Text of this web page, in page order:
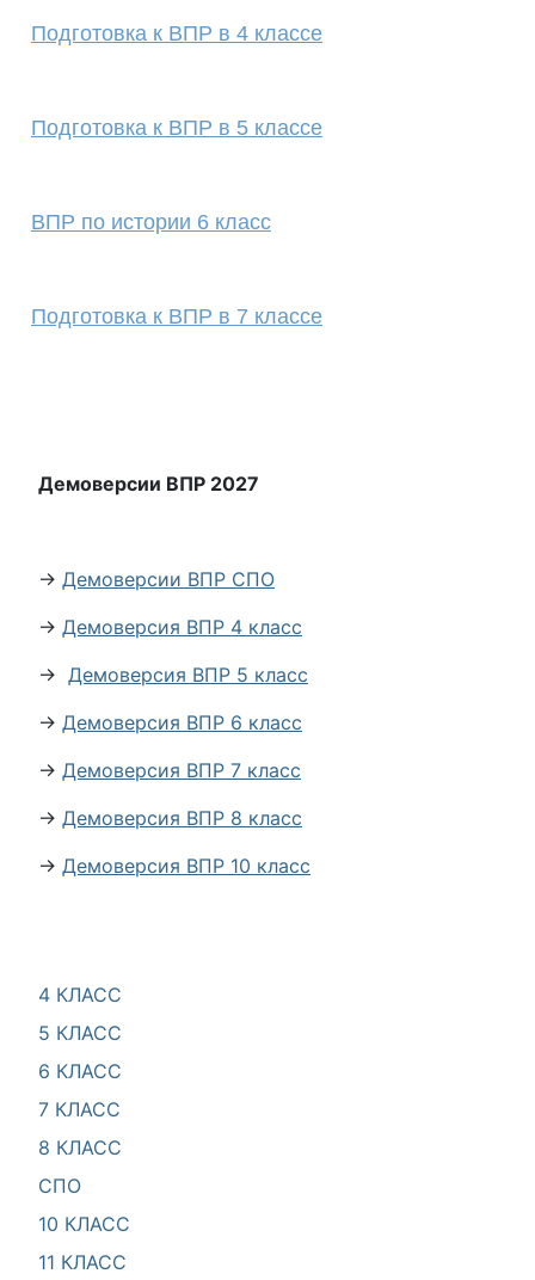
4 КЛАСС
5 КЛАСС
6 КЛАСС
7 КЛАСС
8 КЛАСС
СПО
10 КЛАСС
11 КЛАСС
Подготовка к ВПР в 4 классе
Подготовка к ВПР в 5 классе
ВПР по истории 6 класс
Подготовка к ВПР в 7 классе
Демоверсии ВПР 2027
→ Демоверсии ВПР СПО
→ Демоверсия ВПР 4 класс
→ Демоверсия ВПР 5 класс
→ Демоверсия ВПР 6 класс
→ Демоверсия ВПР 7 класс
→ Демоверсия ВПР 8 класс
→ Демоверсия ВПР 10 класс